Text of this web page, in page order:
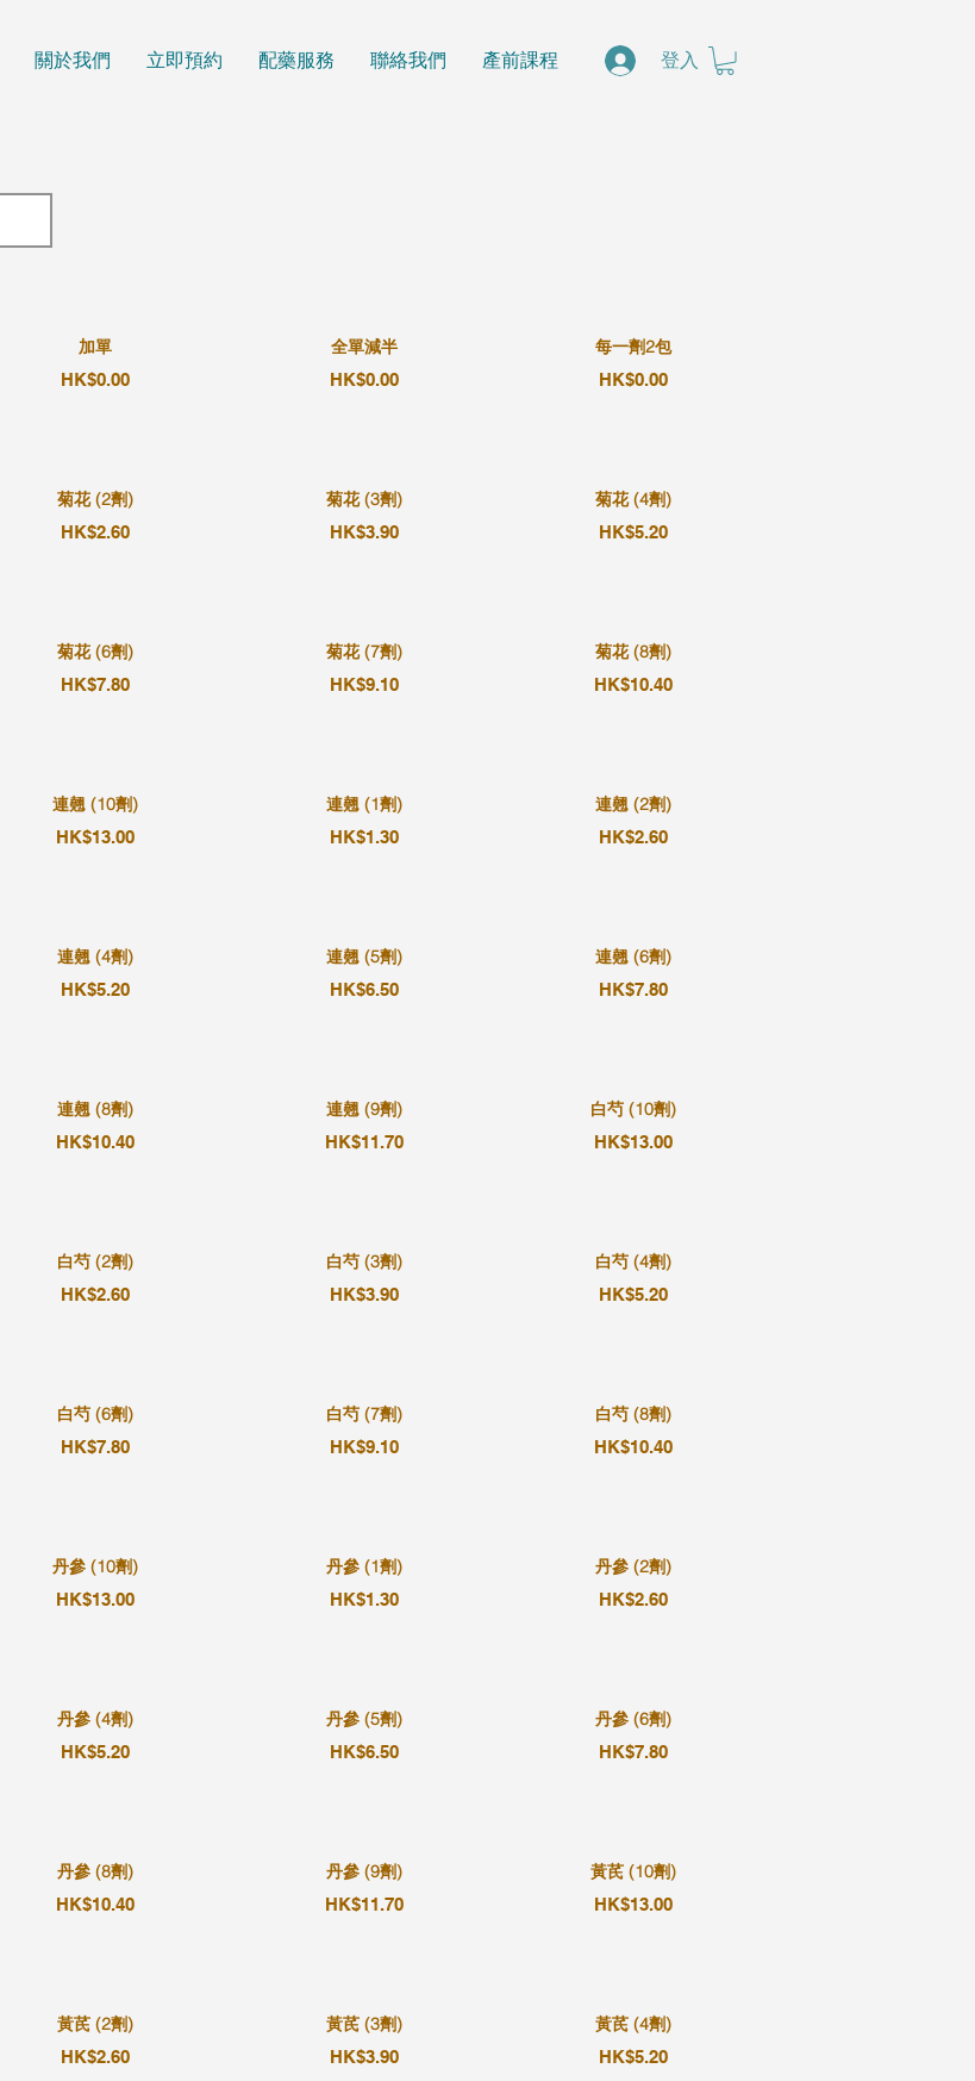
關於我們 立即預約 配藥服務 聯絡我們 產前課程 登入
加單
HK$0.00
菊花 (2劑)
HK$2.60
菊花 (6劑)
HK$7.80
連翹 (10劑)
HK$13.00
連翹 (4劑)
HK$5.20
連翹 (8劑)
HK$10.40
白芍 (2劑)
HK$2.60
白芍 (6劑)
HK$7.80
丹參 (10劑)
HK$13.00
丹參 (4劑)
HK$5.20
丹參 (8劑)
HK$10.40
黃芪 (2劑)
HK$2.60
全單減半
HK$0.00
菊花 (3劑)
HK$3.90
菊花 (7劑)
HK$9.10
連翹 (1劑)
HK$1.30
連翹 (5劑)
HK$6.50
連翹 (9劑)
HK$11.70
白芍 (3劑)
HK$3.90
白芍 (7劑)
HK$9.10
丹參 (1劑)
HK$1.30
丹參 (5劑)
HK$6.50
丹參 (9劑)
HK$11.70
黃芪 (3劑)
HK$3.90
每一劑2包
HK$0.00
菊花 (4劑)
HK$5.20
菊花 (8劑)
HK$10.40
連翹 (2劑)
HK$2.60
連翹 (6劑)
HK$7.80
白芍 (10劑)
HK$13.00
白芍 (4劑)
HK$5.20
白芍 (8劑)
HK$10.40
丹參 (2劑)
HK$2.60
丹參 (6劑)
HK$7.80
黃芪 (10劑)
HK$13.00
黃芪 (4劑)
HK$5.20